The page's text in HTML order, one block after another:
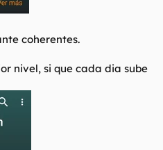
coherentes.
nivel, si que cada dia sube